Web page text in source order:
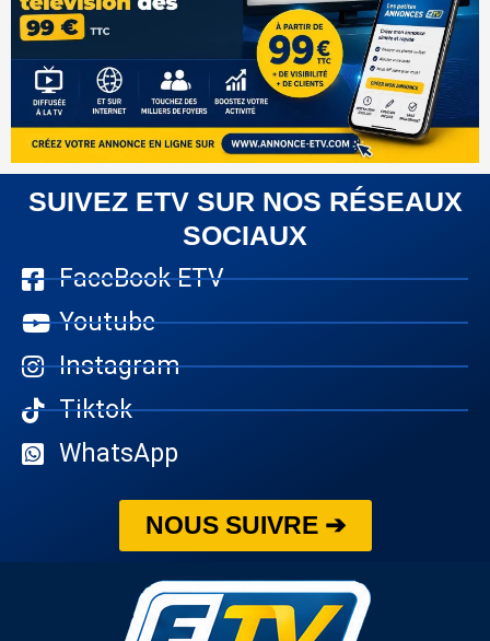
SUIVEZ ETV SUR NOS RÉSEAUX
SOCIAUX
FaceBook ETV
Youtube
Instagram
Tiktok
WhatsApp
NOUS SUIVRE ➔